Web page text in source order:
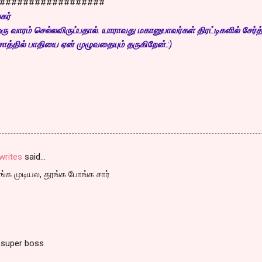
வாரம் செல்லவிருப்பதால். யாராவது மகானுபாவர்கள் திரட்டிகளில்
பாதியை ஏன் முழுவதையும் தருகிறேன்.:)
said…
முடியல, தூங்க போங்க சார்
boss